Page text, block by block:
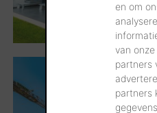
en om
van
partners
partners